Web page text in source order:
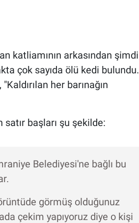
katliamının arkasından şimdi
çok sayıda ölü kedi bulundu.
her barınağın
başları şu şekilde:
Belediyesi'ne bağlı bu
görmüş olduğunuz
çekim yapıyoruz diye o kişi